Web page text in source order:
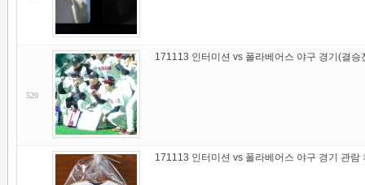
520
171113 인터미션 vs 폴라베어스 야구 경기(결승
171113 인터미션 vs 폴라베어스 야구 경기 관람